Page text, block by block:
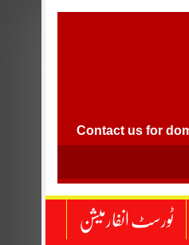
Contact us for
ٹورسٹ انفارمیشن